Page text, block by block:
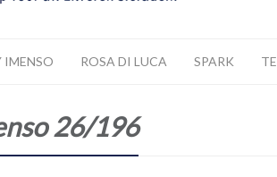
IMENSO ROSA DI LUCA SPARK
26/196